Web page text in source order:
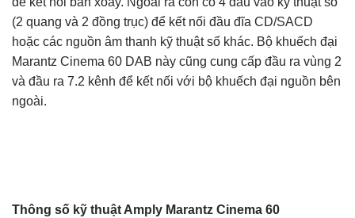
(2 quang và 2 đồng trục) để kết nối đầu đĩa CD/SACD
hoặc các nguồn âm thanh kỹ thuật số khác. Bộ khuếch đại
Marantz Cinema 60 DAB này cũng cung cấp đầu ra vùng 2
và đầu ra 7.2 kênh để kết nối với bộ khuếch đại nguồn bên
ngoài.
Thông số kỹ thuật Amply Marantz Cinema 60